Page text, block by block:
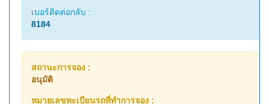
เบอร์ติดต่อกลับ :
8184
สถานะการจอง :
อนุมัติ
หมายเลขทะเบียนรถที่ทำการจอง :